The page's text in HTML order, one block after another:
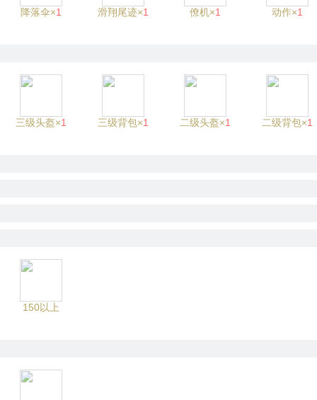
降落伞×1 滑翔尾迹×1 僚机×1 动作×1
三级头盔×1 三级背包×1 二级头盔×1 二级背包×1
150以上